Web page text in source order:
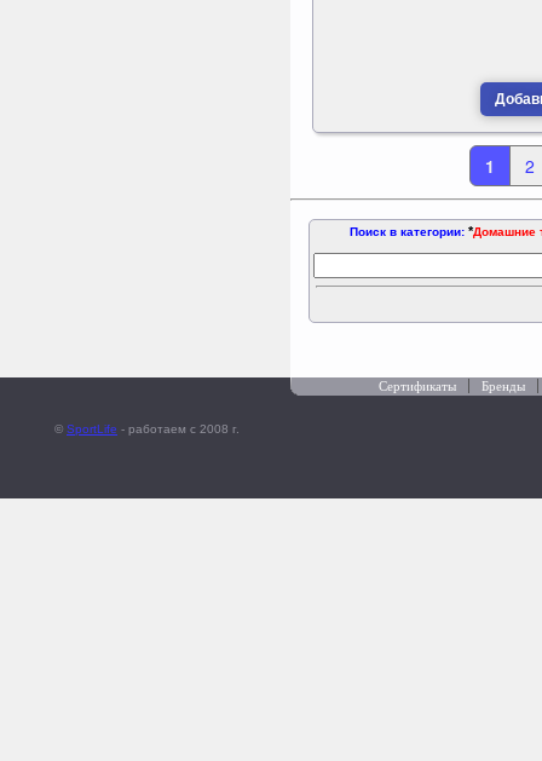
1 2
Поиск в категории: *Домашние
© SportLife - работаем c 2008 г.
Сертификаты Бренды